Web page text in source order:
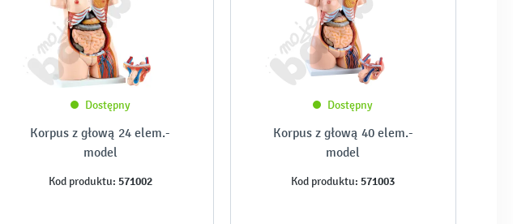
Dostępny
Korpus z głową 24 elem.-
model
Kod produktu: 571002
Dostępny
Korpus z głową 40 elem.-
model
Kod produktu: 571003